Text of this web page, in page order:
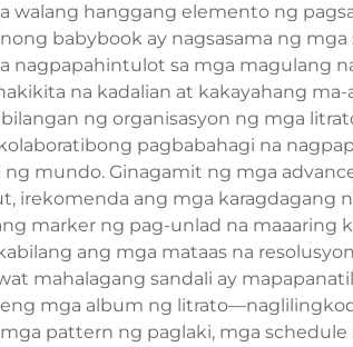
walang hanggang elemento ng
babybook ay nagsasama ng mga
sa mga magulang
na kadalian at kakayahang ma-
ng organisasyon ng mga
pagbabahagi na
mundo. Ginagamit ng mga
ang mga karagdagang
marker ng pag-unlad na maaaring
ang mga mataas na
mahalagang sandali ay
mga album ng
pattern ng paglaki, mga